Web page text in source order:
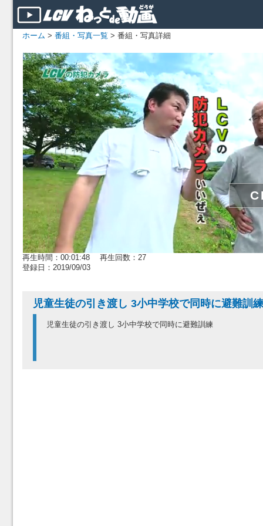
ホーム > 番組・写真一覧 > 番組・写真詳細
再生時間：00:01:48 再生回数：27
登録日：2019/09/03
児童生徒の引き渡し 3小中学校で同時に避難訓練
児童生徒の引き渡し 3小中学校で同時に避難訓練